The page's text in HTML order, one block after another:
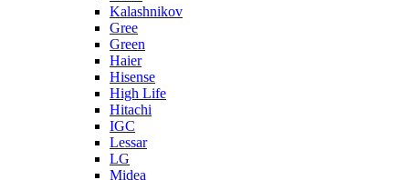
Kalashnikov
Gree
Grеen
Haier
Hisense
High Life
Hitachi
IGC
Lessar
LG
Midea